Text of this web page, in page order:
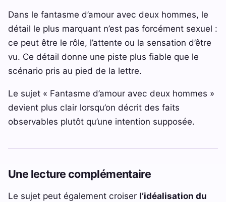
Dans le fantasme d’amour avec deux hommes, le
détail le plus marquant n’est pas forcément sexuel :
ce peut être le rôle, l’attente ou la sensation d’être
vu. Ce détail donne une piste plus fiable que le
scénario pris au pied de la lettre.
Le sujet « Fantasme d’amour avec deux hommes »
devient plus clair lorsqu’on décrit des faits
observables plutôt qu’une intention supposée.
Une lecture complémentaire
Le sujet peut également croiser l’idéalisation du